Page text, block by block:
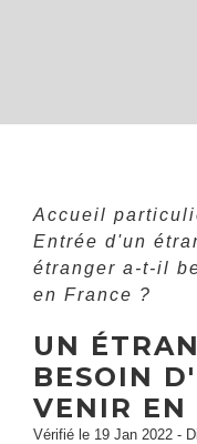
Accueil
Entrée d'un
étranger a-t-il
en France ?
UN
BESOIN
VENIR EN
Vérifié le 19 Jan 2022 -